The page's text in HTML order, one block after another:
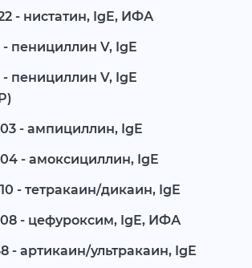
- нистатин, IgE, ИФА
пенициллин V, IgE
пенициллин V, IgE
- ампициллин, IgE
- амоксициллин, IgE
- тетракаин/дикаин, IgE
- цефуроксим, IgE, ИФА
- артикаин/ультракаин, IgE